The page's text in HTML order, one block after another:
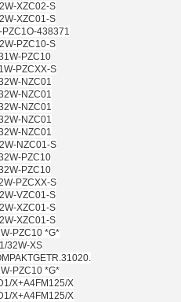
XZC02-S
XZC01-S
438371
PZC10-S
PZC10
PZCXX-S
NZC01
NZC01
NZC01
NZC01
NZC01
NZC01-S
PZC10
PZC10
PZCXX-S
VZC01-S
XZC01-S
XZC01-S
PZC10 *G*
32W-XS
PZC10 *G*
X+A4FM125/X
X+A4FM125/X